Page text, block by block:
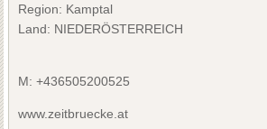
Region: Kamptal
Land: NIEDERÖSTERREICH
M: +436505200525
www.zeitbruecke.at